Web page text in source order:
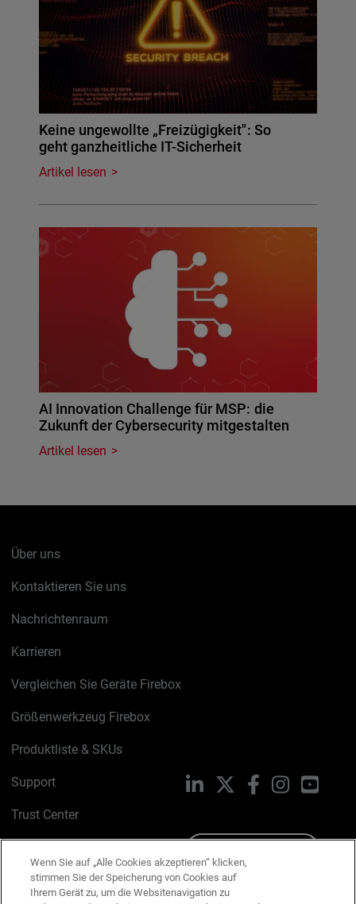
Keine ungewollte „Freizügigkeit": So
geht ganzheitliche IT-Sicherheit
Artikel lesen
AI Innovation Challenge für MSP: die
Zukunft der Cybersecurity mitgestalten
Artikel lesen
Über uns
Kontaktieren Sie uns
Nachrichtenraum
Karrieren
Vergleichen Sie Geräte Firebox
Größenwerkzeug Firebox
Produktliste & SKUs
Support
Trust Center
Cookie-Richtlinie
LinkedIn FacebookInstagram
Wenn Sie auf „Alle Cookies akzeptieren“ klicken,
stimmen Sie der Speicherung von Cookies auf
Ihrem Gerät zu, um die Websitenavigation zu